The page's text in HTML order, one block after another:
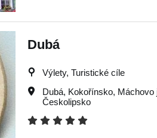
Dubá
Výlety, Turistické cíle
Dubá, Kokořínsko, Máchovo
Českolipsko